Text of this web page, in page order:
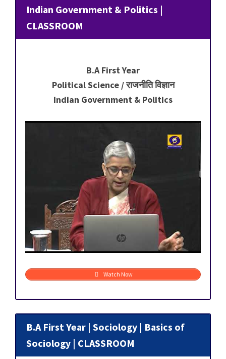
Indian Government & Politics |
CLASSROOM
B.A First Year
Political Science / राजनीति विज्ञान
Indian Government & Politics
Watch Now
B.A First Year | Sociology | Basics of
Sociology | CLASSROOM